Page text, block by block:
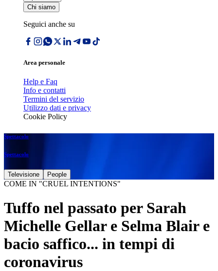
Chi siamo
Seguici anche su
Area personale
Help e Faq
Info e contatti
Termini del servizio
Utilizzo dati e privacy
Cookie Policy
Spettacolo
Spettacolo
Televisione People
COME IN "CRUEL INTENTIONS"
Tuffo nel passato per Sarah
Michelle Gellar e Selma Blair e
bacio saffico... in tempi di
coronavirus